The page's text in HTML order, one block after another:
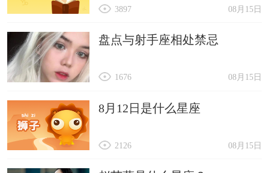
08月15日
3897
盘点与射手座相处禁忌
08月15日
1676
8月12日是什么星座
08月15日
2126